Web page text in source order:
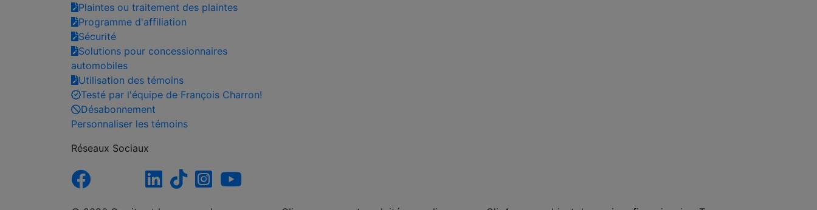
Plaintes ou traitement des plaintes
Programme d'affiliation
Sécurité
Solutions pour concessionnaires
automobiles
Utilisation des témoins
Testé par l'équipe de François Charron!
Désabonnement
Personnaliser les témoins
Réseaux Sociaux